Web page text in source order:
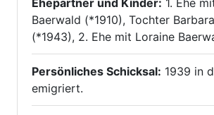
Ehepartner und Kinder: 1. Ehe
Baerwald (*1910), Tochter Barbara
(*1943), 2. Ehe mit Loraine
Persönliches Schicksal: 1939 in
emigriert.